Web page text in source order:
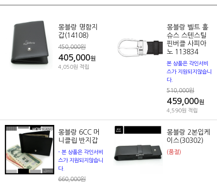
몽블랑 명함지
갑(14108)
450,000원
405,000원
4,050원 적립
몽블랑 벨트 홀
슈스 스텐스틸
핀버클 사피아
노 113834
본 상품은 각인서비
스가 지원되지않습니
다.
510,000원
459,000원
4,590원 적립
몽블랑 6CC 머
니클립 반지갑
- 본 상품은 각인서비
스가 지원되지않습니
다.
660,000원
몽블랑 2본입케
이스(30302)
(품절)